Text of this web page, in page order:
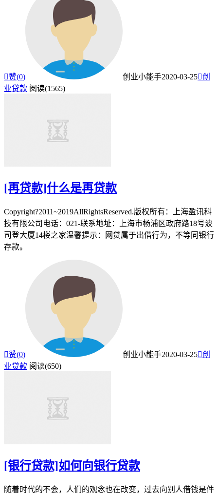
赞(0) 创业小能手2020-03-25创
业贷款 阅读(1565)
[再贷款]什么是再贷款
Copyright?2011~2019AllRightsReserved.版权所有：上海盈讯科
技有限公司电话：021-联系地址：上海市杨浦区政府路18号波
司登大厦14楼之家温馨提示：网贷属于出借行为，不等同银行
存款。
赞(0) 创业小能手2020-03-25创
业贷款 阅读(650)
[银行贷款]如何向银行贷款
随着时代的不会，人们的观念也在改变，过去向别人借钱是件